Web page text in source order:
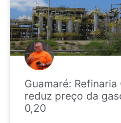
Guamaré:
reduz preço da
0,20